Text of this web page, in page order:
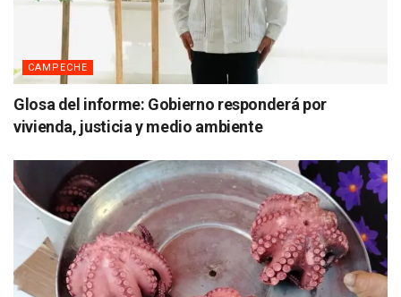
CAMPECHE
Glosa del informe: Gobierno responderá por
vivienda, justicia y medio ambiente